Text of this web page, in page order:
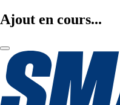
Ajout en cours...